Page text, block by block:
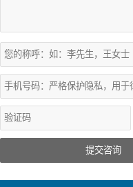
提交咨询